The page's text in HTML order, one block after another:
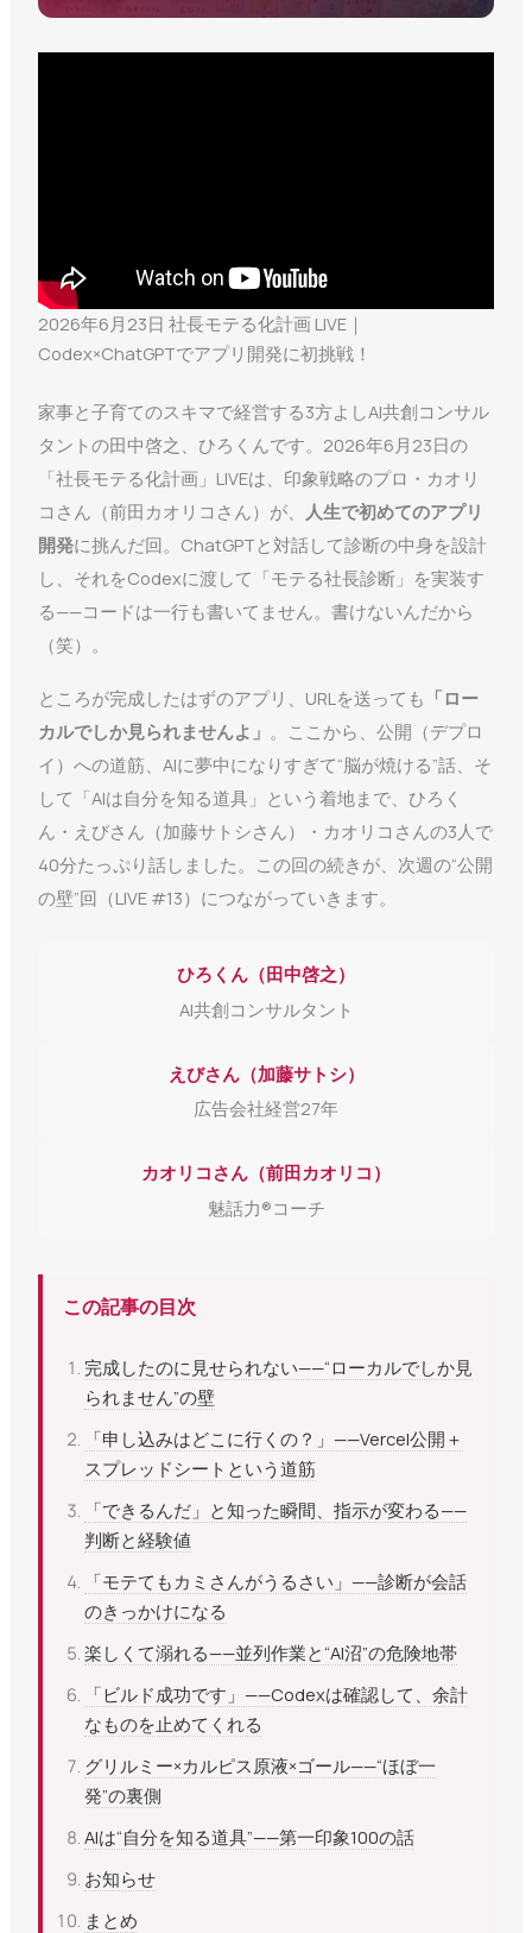
2026年6月23日 社長モテる化計画 LIVE｜
Codex×ChatGPTでアプリ開発に初挑戦！
家事と子育てのスキマで経営する3方よしAI共創コンサル
タントの田中啓之、ひろくんです。2026年6月23日の
「社長モテる化計画」LIVEは、印象戦略のプロ・カオリ
コさん（前田カオリコさん）が、
人生で初めてのアプリ
開発に挑んだ回。ChatGPTと対話して診断の中身を設計
し、それをCodexに渡して「モテる社長診断」を実装す
る——コードは一行も書いてません。書けないんだから
（笑）。
ところが完成したはずのアプリ、URLを送っても 「ロー
カルでしか見られませんよ」 。ここから、公開（デプロ
イ）への道筋、AIに夢中になりすぎて“脳が焼ける”話、そ
して「AIは自分を知る道具」という着地まで、ひろく
ん・えびさん（加藤サトシさん）・カオリコさんの3人で
40分たっぷり話しました。この回の続きが、次週の“公開
の壁”回（LIVE #13）につながっていきます。
ひろくん（田中啓之）
AI共創コンサルタント
えびさん（加藤サトシ）
広告会社経営27年
カオリコさん（前田カオリコ）
魅話力®コーチ
この記事の目次
完成したのに見せられない——“ローカルでしか見
られません”の壁
「申し込みはどこに行くの？」——Vercel公開＋
スプレッドシートという道筋
「できるんだ」と知った瞬間、指示が変わる——
判断と経験値
「モテてもカミさんがうるさい」——診断が会話
のきっかけになる
楽しくて溺れる——並列作業と“AI沼”の危険地帯
「ビルド成功です」——Codexは確認して、余計
なものを止めてくれる
グリルミー×カルピス原液×ゴール——“ほぼ一
発”の裏側
AIは“自分を知る道具”——第一印象100の話
お知らせ
まとめ